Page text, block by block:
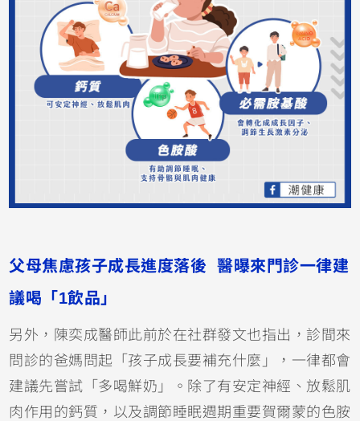
父母焦慮孩子成長進度落後 醫曝來門診一律建
議喝「1飲品」
另外，陳奕成醫師此前於在社群發文也指出，診間來
問診的爸媽問起「孩子成長要補充什麼」，一律都會
建議先嘗試「多喝鮮奶」。除了有安定神經、放鬆肌
肉作用的鈣質，以及調節睡眠週期重要賀爾蒙的色胺